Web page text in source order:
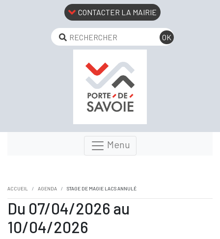
CONTACTER LA MAIRIE
Menu
ACCUEIL AGENDA STAGE DE MAGIE LACS ANNULÉ
Du 07/04/2026 au
10/04/2026